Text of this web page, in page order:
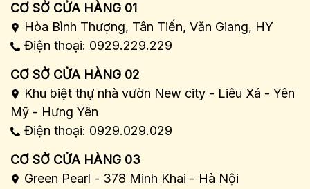
CƠ SỞ CỬA HÀNG 01
Hòa Bình Thượng, Tân Tiến, Văn Giang, HY
Điện thoại: 0929.229.229
CƠ SỞ CỬA HÀNG 02
Khu biệt thự nhà vườn New city - Liêu Xá - Yên
Mỹ - Hưng Yên
Điện thoại: 0929.029.029
CƠ SỞ CỬA HÀNG 03
Green Pearl - 378 Minh Khai - Hà Nội